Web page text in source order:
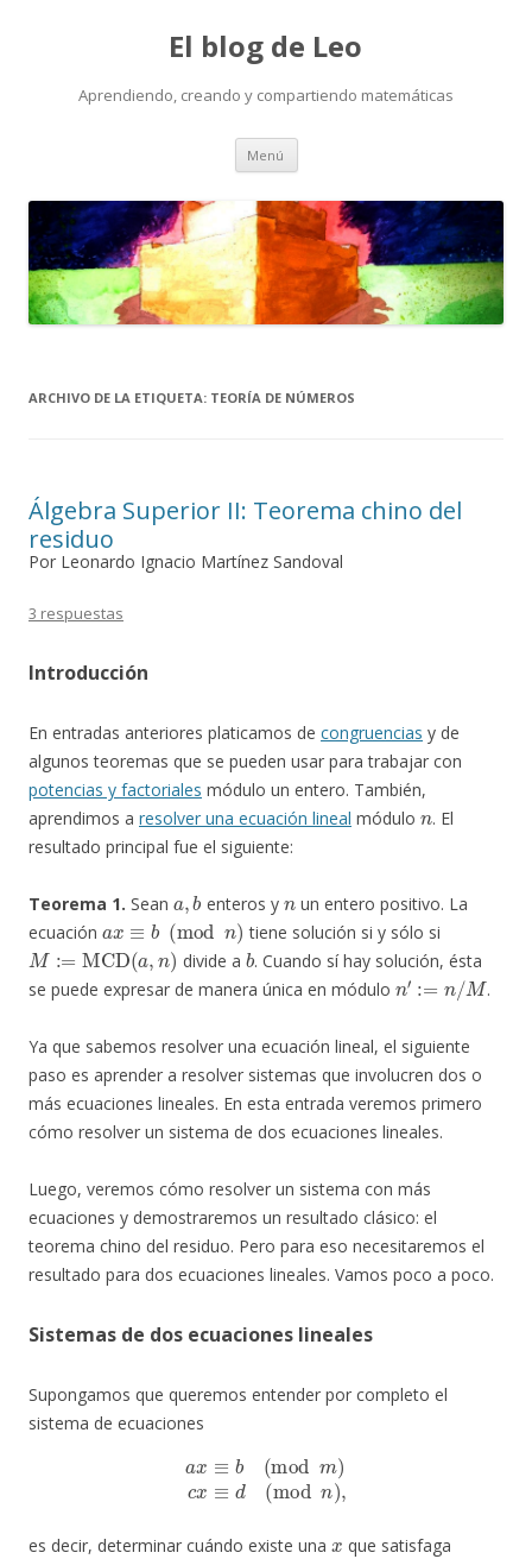
El blog de Leo
Aprendiendo, creando y compartiendo matemáticas
Menú Saltar
contenido
ARCHIVO DE LA ETIQUETA: TEORÍA DE NÚMEROS
Álgebra Superior II: Teorema chino del
residuo
Por Leonardo Ignacio Martínez Sandoval
3 respuestas
Introducción
En entradas anteriores platicamos de congruencias y de
algunos teoremas que se pueden usar para trabajar con
potencias y factoriales módulo un entero. También,
aprendimos a resolver una ecuación lineal módulo
n
. El
resultado principal fue el siguiente:
Teorema 1. Sean
b
enteros y
un entero positivo. La
ecuación
a x ≡b(mod n)
tiene solución si y sólo si
M:=MCD(a,n
divide a
b
. Cuando sí hay solución, ésta
se puede expresar de manera única en módulo
n′:=n/ M
.
Ya que sabemos resolver una ecuación lineal, el siguiente
paso es aprender a resolver sistemas que involucren dos o
más ecuaciones lineales. En esta entrada veremos primero
cómo resolver un sistema de dos ecuaciones lineales.
Luego, veremos cómo resolver un sistema con más
ecuaciones y demostraremos un resultado clásico: el
teorema chino del residuo. Pero para eso necesitaremos el
resultado para dos ecuaciones lineales. Vamos poco a poco.
Sistemas de dos ecuaciones lineales
Supongamos que queremos entender por completo el
sistema de ecuaciones
b(mod )cx≡d mod
es decir, determinar cuándo existe una
que satisfaga